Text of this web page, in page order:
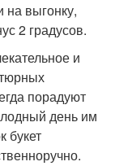
выгонку,
2 градусов.
и
порадуют
день им
букет